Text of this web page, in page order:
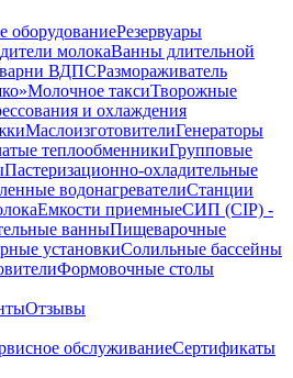
оборудованиеРезервуары
молокаВанны длительной
ВДПСРазмораживатель
Молочное таксиТворожные
и охлаждения
МаслоизготовителиГенераторы
теплообменникиГрупповые
Пастеризационно-охладительные
водонагревателиСтанции
Емкости приемныеСИП (CIP) -
ванныПищеварочные
установкиСолильные бассейны
Формовочные столы
Отзывы
обслуживаниеСертификаты